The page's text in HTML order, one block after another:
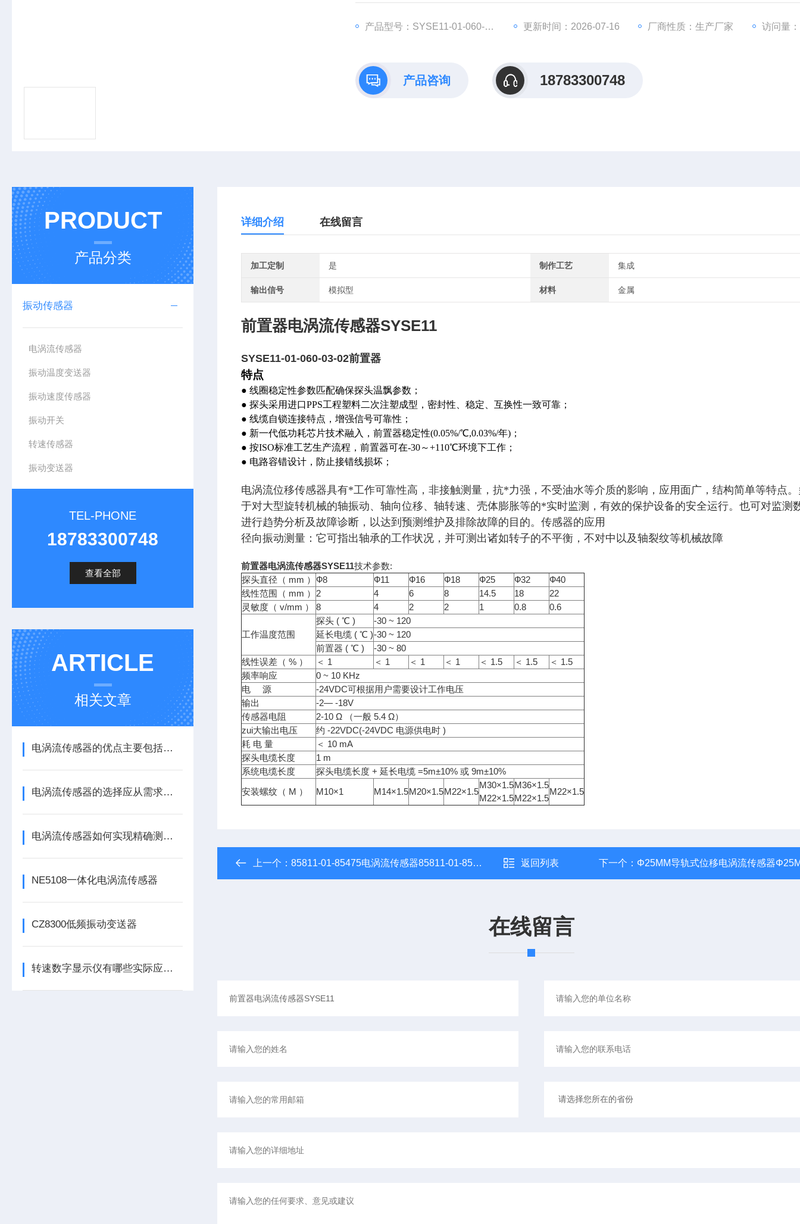
产品型号：SYSE11-01-060-03-02 更新时间：2026-07-16 厂商性质：生产厂家 访问量
产品咨询 18783300748
PRODUCT
产品分类
振动传感器
电涡流传感器
振动温度变送器
振动速度传感器
振动开关
转速传感器
振动变送器
TEL-PHONE
18783300748
查看全部
ARTICLE
相关文章
电涡流传感器的优点主要包括哪几点？
电涡流传感器的选择应从需求出发
电涡流传感器如何实现精确测量？
NE5108一体化电涡流传感器
CZ8300低频振动变送器
转速数字显示仪有哪些实际应用？
详细介绍 在线留言
加工定制 是 制作工艺 集成
输出信号 模拟型 材料 金属
前置器电涡流传感器SYSE11
SYSE11-01-060-03-02前置器
特点
● 线圈稳定性参数匹配确保探头温飘参数；
● 探头采用进口PPS工程塑料二次注塑成型，密封性、稳定、互换性一致可靠；
● 线缆自锁连接特点，增强信号可靠性；
● 新一代低功耗芯片技术融入，前置器稳定性(0.05%/℃,0.03%/年)；
● 按ISO标准工艺生产流程，前置器可在-30～+110℃环境下工作；
● 电路容错设计，防止接错线损坏；
电涡流位移传感器具有*工作可靠性高，非接触测量，抗*力强，不受油水等介质的影响，应用面广，结构简单等特点
于对大型旋转机械的轴振动、轴向位移、轴转速、壳体膨胀等的*实时监测，有效的保护设备的安全运行。也可对监测
进行趋势分析及故障诊断，以达到预测维护及排除故障的目的。传感器的应用
径向振动测量：它可指出轴承的工作状况，并可测出诸如转子的不平衡，不对中以及轴裂纹等机械故障
前置器电涡流传感器SYSE11技术参数:
探头直径（ mm ）
Ф8 Ф11 Ф16 Ф18 Ф25 Ф32
Ф40
线性范围（ mm ）
2 4 6 8 14.5 18
22
灵敏度（ v/mm ）
8 4 2 2 1 0.8 0.6
工作温度范围
探头 ( ℃ )
-30 ~ 120
延长电缆 ( ℃ )-30 ~ 120
前置器 ( ℃ )
-30 ~ 80
线性误差（ % ）
＜ 1 ＜ 1 ＜ 1 ＜ 1 ＜ 1.5 ＜ 1.5
＜ 1.5
频率响应
0 ~ 10 KHz
电 源
-24VDC可根据用户需要设计工作电压
输出
-2— -18V
传感器电阻
2-10 Ω （一般 5.4 Ω）
zui大输出电压
约 -22VDC(-24VDC 电源供电时 )
耗 电 量
＜ 10 mA
探头电缆长度
1 m
系统电缆长度
探头电缆长度 + 延长电缆 =5m±10% 或 9m±10%
安装螺纹（ M ）
M10×1 M14×1.5M20×1.5M22×1.5
M30×1.5
M22×1.5
M36×1.5
M22×1.5
M22×1.5
上一个： 85811-01-85475电涡流传感器85811-01-85475 返回列表 下一个： Φ25MM导轨式位移电涡流传感器
在线留言